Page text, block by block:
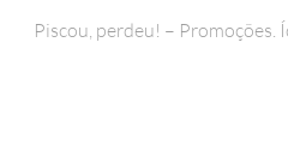
Piscou, perdeu! – Promoções.